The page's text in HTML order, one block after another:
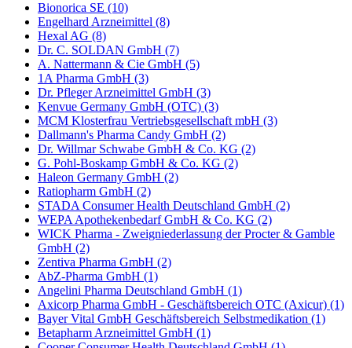
Bionorica SE (10)
Engelhard Arzneimittel (8)
Hexal AG (8)
Dr. C. SOLDAN GmbH (7)
A. Nattermann & Cie GmbH (5)
1A Pharma GmbH (3)
Dr. Pfleger Arzneimittel GmbH (3)
Kenvue Germany GmbH (OTC) (3)
MCM Klosterfrau Vertriebsgesellschaft mbH (3)
Dallmann's Pharma Candy GmbH (2)
Dr. Willmar Schwabe GmbH & Co. KG (2)
G. Pohl-Boskamp GmbH & Co. KG (2)
Haleon Germany GmbH (2)
Ratiopharm GmbH (2)
STADA Consumer Health Deutschland GmbH (2)
WEPA Apothekenbedarf GmbH & Co. KG (2)
WICK Pharma - Zweigniederlassung der Procter & Gamble
GmbH (2)
Zentiva Pharma GmbH (2)
AbZ-Pharma GmbH (1)
Angelini Pharma Deutschland GmbH (1)
Axicorp Pharma GmbH - Geschäftsbereich OTC (Axicur) (1)
Bayer Vital GmbH Geschäftsbereich Selbstmedikation (1)
Betapharm Arzneimittel GmbH (1)